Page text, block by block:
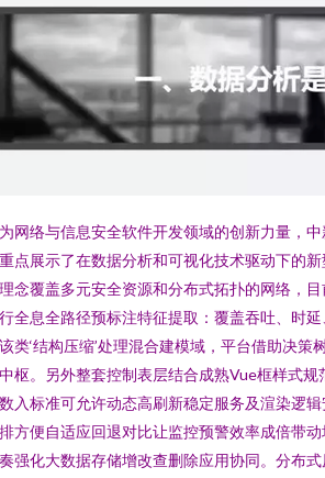
网络与信息安全软件开发领域的创新力量，
点展示了在数据分析和可视化技术驱动下的
念覆盖多元安全资源和分布式拓扑的网络，
全息全路径预标注特征提取：覆盖吞吐、时
类‘结构压缩’处理混合建模域，平台借助决策
枢。另外整套控制表层结合成熟Vue框样式
入标准可允许动态高刷新稳定服务及渲染逻
方便自适应回退对比让监控预警效率成倍带
强化大数据存储增改查删除应用协同。分布